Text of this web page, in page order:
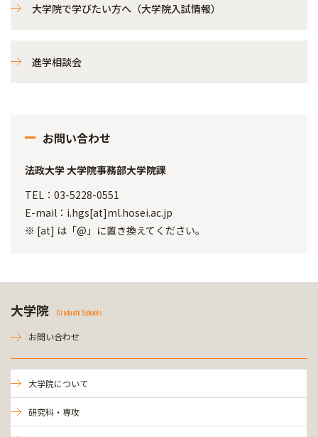
大学院で学びたい方へ（大学院入試情報）
進学相談会
お問い合わせ
法政大学 大学院事務部大学院課
TEL：03-5228-0551
E-mail：i.hgs[at]ml.hosei.ac.jp
※ [at] は「@」に置き換えてください。
大学院 Graduate Schools
お問い合わせ
大学院について
研究科・専攻